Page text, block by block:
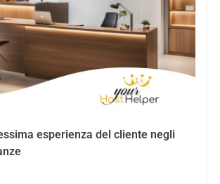
esperienza del cliente negli